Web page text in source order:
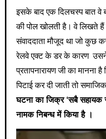
इसके बाद एक दिलचस्प बात वे
की पोल खोलती है। वे लिखते हैं
संवाददाता मौजूद था जो कुछ
रेलवे एक्ट के डर के कारण
प्रतापनारायण जी का मानना
पिटाई कर दी जाती तो
घटना का जिक्र ‘सबै
नामक निबन्ध में किया है ।